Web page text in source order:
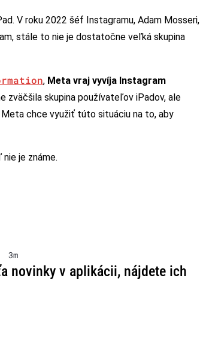
V roku 2022 šéf Instagramu, Adam Mosseri,
stále to nie je dostatočne veľká skupina
, Meta vraj vyvíja Instagram
zväčšila skupina používateľov iPadov, ale
chce využiť túto situáciu na to, aby
je známe.
3m
novinky v aplikácii, nájdete ich